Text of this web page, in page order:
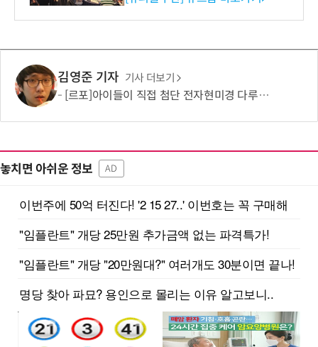
김영준 기자 기사 더보기
[르포]아이들이 직접 첨단 전자현미경 다루며 과학원리 체득...과학체험 제공 '주니어닥터' 현장
놓치면 아쉬운 정보 AD